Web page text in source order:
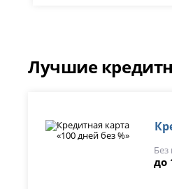
Лучшие
Без
до